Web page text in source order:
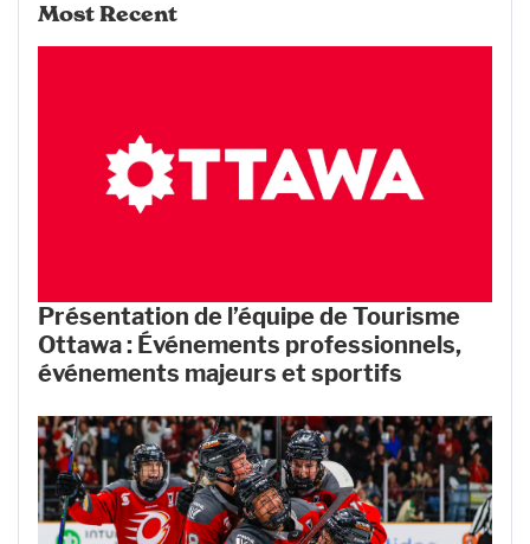
Most Recent
Présentation de l’équipe de Tourisme
Ottawa : Événements professionnels,
événements majeurs et sportifs